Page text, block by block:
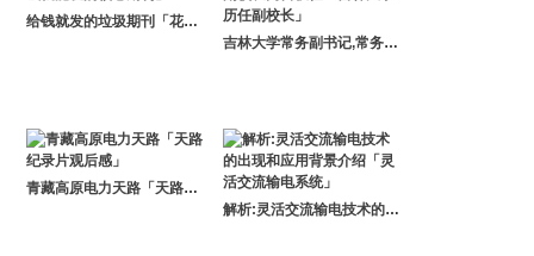
给钱就发的垃圾期刊「花钱就能发的核心期刊」
吉林大学常务副书记,常务副校长同日获任「吉林大学历任副校长」
青藏高原电力天路「天路纪录片观后感」
解析:灵活交流输电技术的出现和应用背景介绍「灵活交流输电系统」